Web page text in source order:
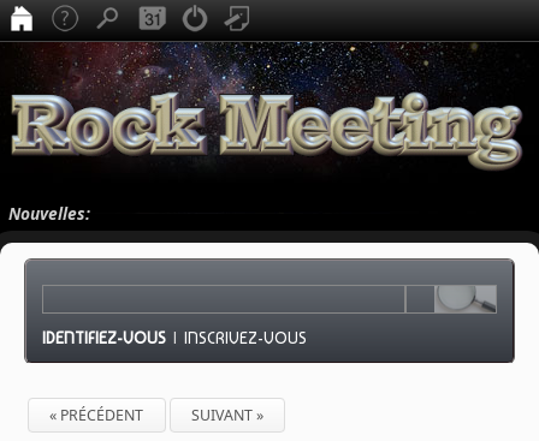
Nouvelles:
IDENTIFIEZ-VOUS |INSCRIVEZ-VOUS
« PRÉCÉDENT SUIVANT »